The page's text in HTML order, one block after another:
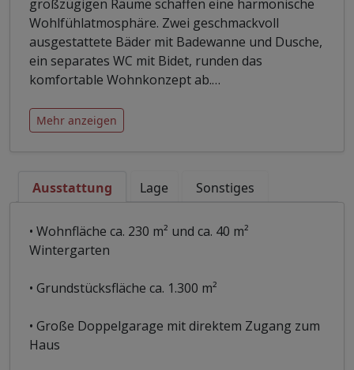
großzügigen Räume schaffen eine harmonische
Wohlfühlatmosphäre. Zwei geschmackvoll
ausgestattete Bäder mit Badewanne und Dusche,
ein separates WC mit Bidet, runden das
komfortable Wohnkonzept ab.…
Mehr anzeigen
Ausstattung Lage Sonstiges
• Wohnfläche ca. 230 m² und ca. 40 m²
Wintergarten
• Grundstücksfläche ca. 1.300 m²
• Große Doppelgarage mit direktem Zugang zum
Haus